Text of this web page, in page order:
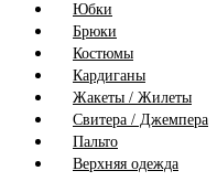
Юбки
Брюки
Костюмы
Кардиганы
Жакеты / Жилеты
Свитера / Джемпера
Пальто
Верхняя одежда